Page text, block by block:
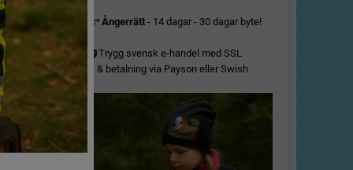
Ångerrätt- 14 dagar - 30 dagar byte!
Trygg svensk e-handel med SSL
& betalning via Payson eller Swish